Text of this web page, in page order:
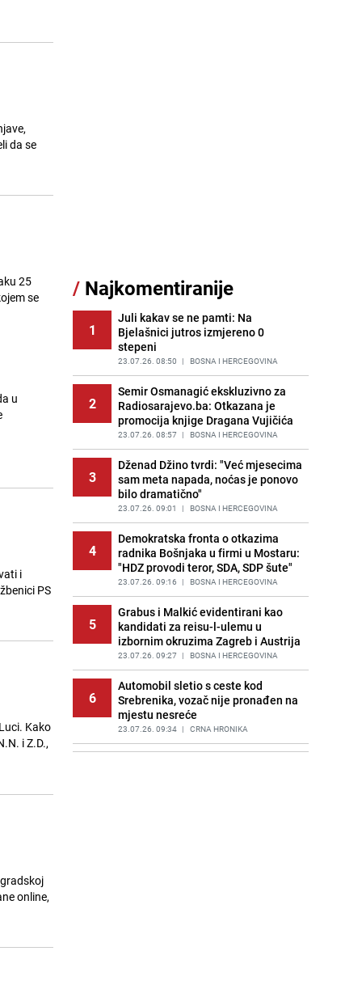
da se
25
se
u
i
PS
Kako
i Z.D.,
online,
11
odbilo isplatu štete na vozilu koje je
slupala Anja Ljubojević
PRIJE 1 DAN BOSNA I HERCEGOVINA
Akcija na Dobrinji: Specijalci MUP-a
KS opkolili zgradu
PRIJE 1 DAN | LOKALNE TEME
13
Šta se dešava u sarajevskom
naselju Vraca? Policija zaprimila
dojavu, izašli na teren
PRIJE 2 DANA | CRNA HRONIKA
14
Znate li šta Dino Merlin pojede prije
izlaska na scenu? Njegov ritual
iznenadio mnoge
PRIJE OKO 22H | SHOWBIZ
15
Nastavak provokacija: MUP RS
oduzeo zastavu s ljiljanima i
sankcionisao vozača iz Bosanskog
Novog
PRIJE OKO 21H BOSNA I HERCEGOVINA
/ Najkomentiranije
1
Juli kakav se ne pamti: Na
Bjelašnici jutros izmjereno 0
stepeni
23.07.26. 08:50 | BOSNA I HERCEGOVINA
2
Semir Osmanagić ekskluzivno za
Radiosarajevo.ba: Otkazana je
promocija knjige Dragana Vujičića
23.07.26. 08:57 | BOSNA I HERCEGOVINA
3
Dženad Džino tvrdi: "Već mjesecima
sam meta napada, noćas je ponovo
bilo dramatično"
23.07.26. 09:01 | BOSNA I HERCEGOVINA
4
Demokratska fronta o otkazima
radnika Bošnjaka u firmi u Mostaru:
"HDZ provodi teror, SDA, SDP šute"
23.07.26. 09:16 | BOSNA I HERCEGOVINA
5
Grabus i Malkić evidentirani kao
kandidati za reisu-l-ulemu u
izbornim okruzima Zagreb i Austrija
23.07.26. 09:27 | BOSNA I HERCEGOVINA
6
Automobil sletio s ceste kod
Srebrenika, vozač nije pronađen na
mjestu nesreće
23.07.26. 09:34 | CRNA HRONIKA